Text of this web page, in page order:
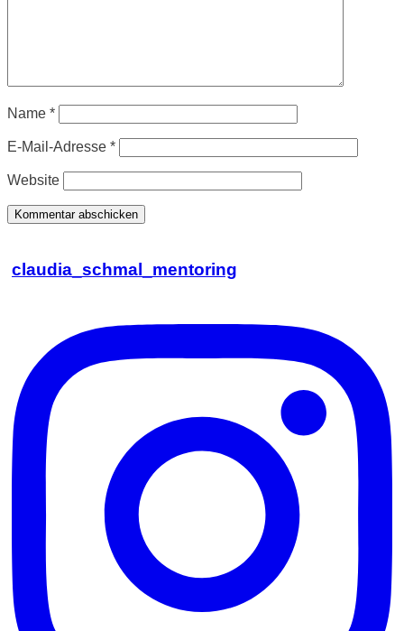
Name *
E-Mail-Adresse *
Website
claudia_schmal_mentoring